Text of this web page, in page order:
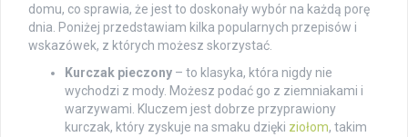
domu, co sprawia, że jest to doskonały wybór na każdą porę
dnia. Poniżej przedstawiam kilka popularnych przepisów i
wskazówek, z których możesz skorzystać.
Kurczak pieczony – to klasyka, która nigdy nie
wychodzi z mody. Możesz podać go z ziemniakami i
warzywami. Kluczem jest dobrze przyprawiony
kurczak, który zyskuje na smaku dzięki ziołom, takim